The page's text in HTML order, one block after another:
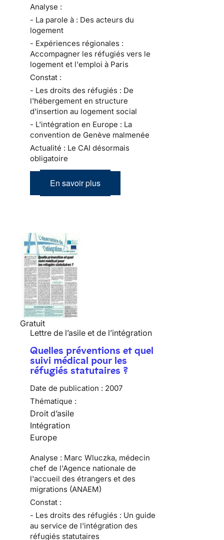
Analyse :
- La parole à : Des acteurs du
logement
- Expériences régionales :
Accompagner les réfugiés vers le
logement et l'emploi à Paris
Constat :
- Les droits des réfugiés : De
l'hébergement en structure
d'insertion au logement social
- L'intégration en Europe : La
convention de Genève malmenée
Actualité : Le CAI désormais
obligatoire
En savoir plus
Gratuit
Lettre de l’asile et de l’intégration
Quelles préventions et quel
suivi médical pour les
réfugiés statutaires ?
Date de publication : 2007
Thématique :
Droit d’asile
Intégration
Europe
Analyse : Marc Wluczka, médecin
chef de l'Agence nationale de
l'accueil des étrangers et des
migrations (ANAEM)
Constat :
- Les droits des réfugiés : Un guide
au service de l'intégration des
réfugiés statutaires